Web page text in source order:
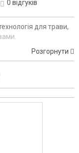
0 відгуків
для трави,
Розгорнути